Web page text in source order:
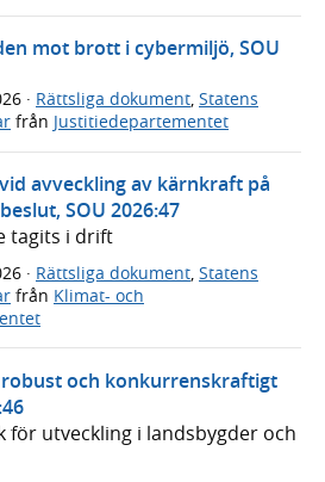
mot brott i cybermiljö, SOU
· Rättsliga dokument, Statens
från Justitiedepartementet
avveckling av kärnkraft på
SOU 2026:47
tagits i drift
· Rättsliga dokument, Statens
från Klimat- och
och konkurrenskraftigt
för utveckling i landsbygder och